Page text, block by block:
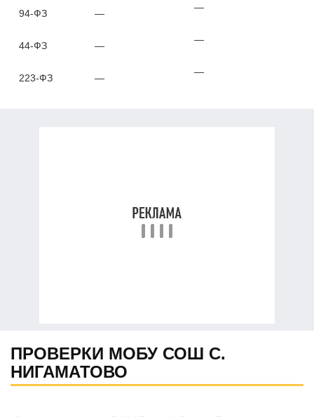
94-ФЗ —
—
44-ФЗ —
—
223-ФЗ —
—
ПРОВЕРКИ МОБУ СОШ С.
НИГАМАТОВО